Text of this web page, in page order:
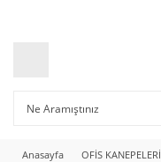
Anasayfa OFİS KANEPELERİ